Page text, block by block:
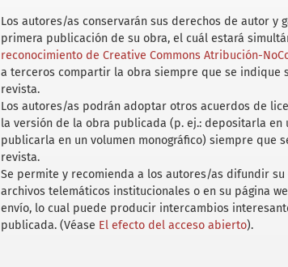
Los autores/as conservarán sus derechos de autor y
primera publicación de su obra, el cuál estará
reconocimiento de Creative Commons Atribución-
a terceros compartir la obra siempre que se indique
revista.
Los autores/as podrán adoptar otros acuerdos de
la versión de la obra publicada (p. ej.: depositarla
publicarla en un volumen monográfico) siempre que
revista.
Se permite y recomienda a los autores/as difundir
archivos telemáticos institucionales o en su página
envío, lo cual puede producir intercambios
publicada. (Véase El efecto del acceso abierto).